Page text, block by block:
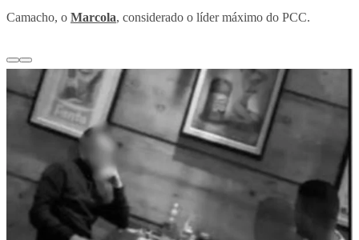
Camacho, o Marcola, considerado o líder máximo do PCC.